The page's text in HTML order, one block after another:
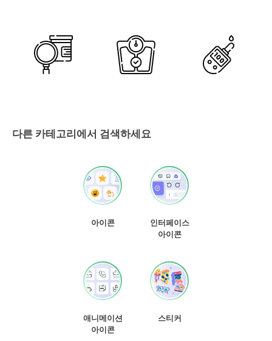
다른 카테고리에서 검색하세요
아이콘
인터페이스
아이콘
애니메이션
아이콘
스티커